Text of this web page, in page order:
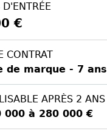
€
CONTRAT
de marque - 7 ans
APRÈS 2 ANS
000 à 280 000 €